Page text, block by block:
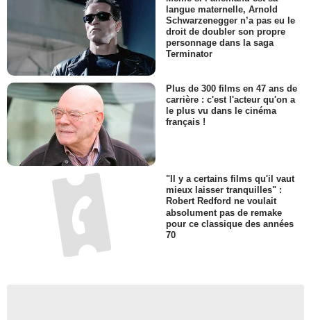
langue maternelle, Arnold
Schwarzenegger n’a pas eu le
droit de doubler son propre
personnage dans la saga
Terminator
Plus de 300 films en 47 ans de
carrière : c'est l'acteur qu'on a
le plus vu dans le cinéma
français !
"Il y a certains films qu'il vaut
mieux laisser tranquilles" :
Robert Redford ne voulait
absolument pas de remake
pour ce classique des années
70